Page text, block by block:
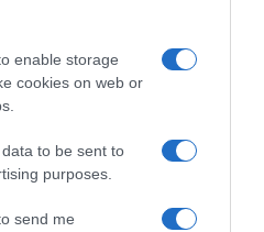
enable storage
cookies on web or
to be sent to
purposes.
send me